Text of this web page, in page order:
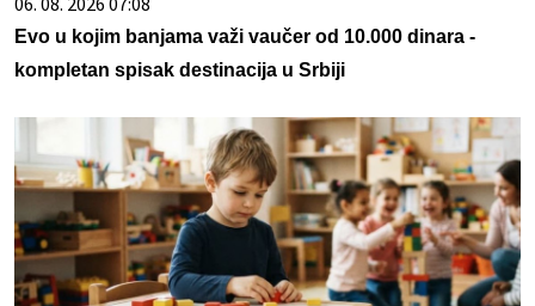
Evo u kojim banjama važi vaučer od 10.000 dinara -
kompletan spisak destinacija u Srbiji